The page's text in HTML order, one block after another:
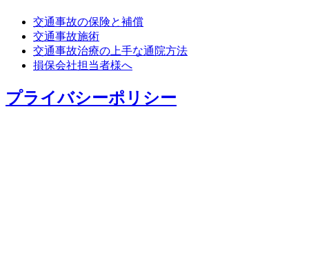
交通事故の保険と補償
交通事故施術
交通事故治療の上手な通院方法
損保会社担当者様へ
プライバシーポリシー